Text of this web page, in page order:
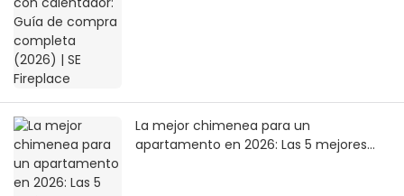
La mejor chimenea para un
apartamento en 2026: Las 5 mejores